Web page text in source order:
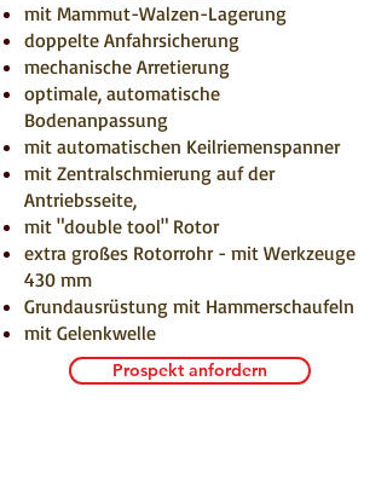
mit Mammut-Walzen-Lagerung
doppelte Anfahrsicherung
mechanische Arretierung
optimale, automatische
Bodenanpassung
mit automatischen Keilriemenspanner
mit Zentralschmierung auf der
Antriebsseite,
mit "double tool" Rotor
extra großes Rotorrohr - mit Werkzeuge
430 mm
Grundausrüstung mit Hammerschaufeln
mit Gelenkwelle
Prospekt anfordern